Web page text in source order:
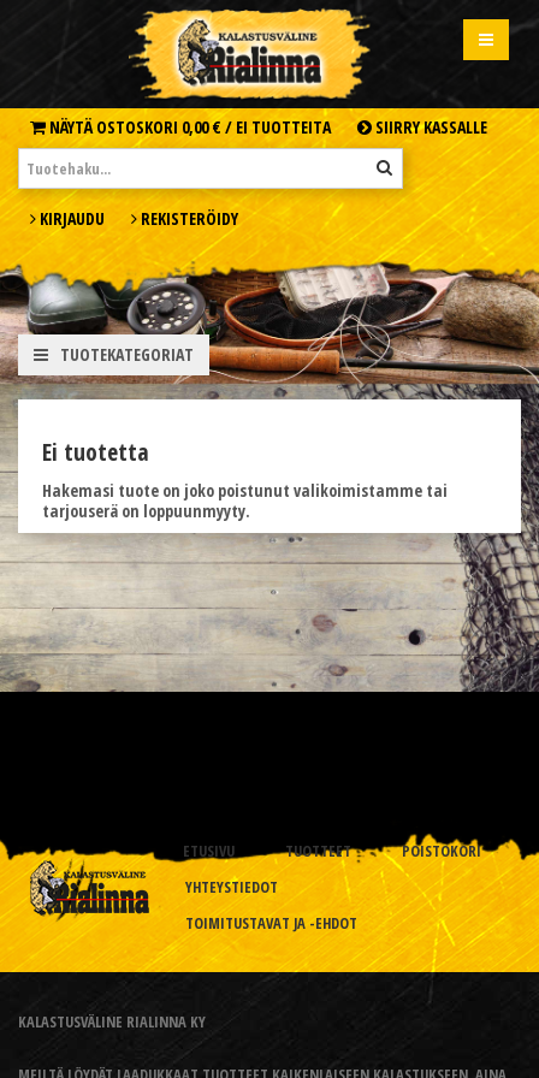
NÄYTÄ OSTOSKORI 0,00 € / EI TUOTTEITA SIIRRY KASSALLE
KIRJAUDU REKISTERÖIDY
TUOTEKATEGORIAT
Ei tuotetta
Hakemasi tuote on joko poistunut valikoimistamme tai
tarjouserä on loppuunmyyty.
ETUSIVU TUOTTEET
POISTOKORI
YHTEYSTIEDOT
TOIMITUSTAVAT JA -EHDOT
KALASTUSVÄLINE RIALINNA KY